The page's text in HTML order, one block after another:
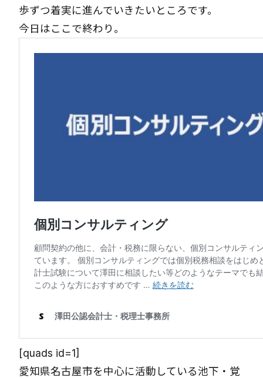
歩ずつ着実に進んでいきたいところです。
今日はここで終わり。
[quads id=1]
愛知県名古屋市を中心に活動している池下・覚